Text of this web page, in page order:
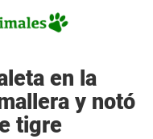
en la
y notó
tigre